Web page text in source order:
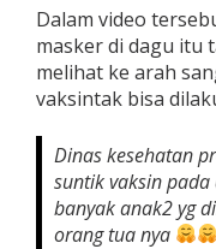
n
A
n
a
k
Dalam video
masker di dagu itu
melihat ke arah
vaksintak bisa
Dinas kesehatan
suntik vaksin
banyak anak2 yg
orang tua nya